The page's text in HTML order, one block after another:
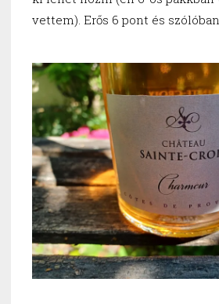
vettem). Erős 6 pont és szólóban